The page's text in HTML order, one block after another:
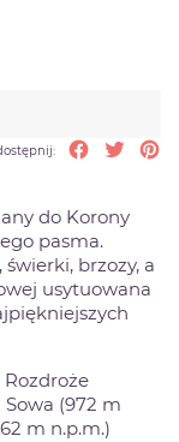
Udostępnij
Tweetuj
do Korony
pasma.
brzozy, a
usytuowana
Sowa (972 m
m n.p.m.)